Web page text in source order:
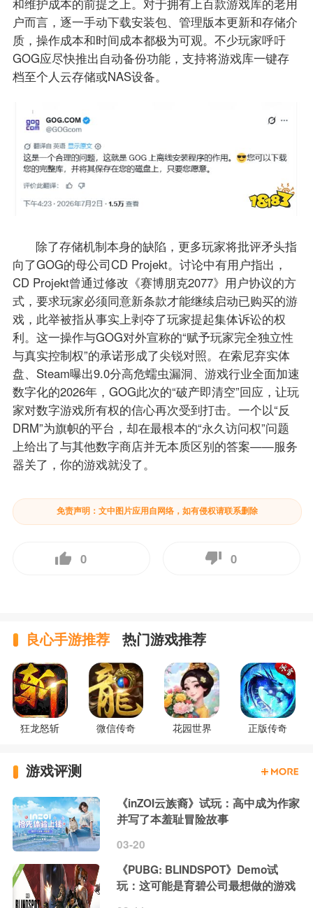
和维护成本的前提之上。对于拥有上百款游戏库的老用
户而言，逐一手动下载安装包、管理版本更新和存储介
质，操作成本和时间成本都极为可观。不少玩家呼吁
GOG应尽快推出自动备份功能，支持将游戏库一键存
档至个人云存储或NAS设备。
除了存储机制本身的缺陷，更多玩家将批评矛头指
向了GOG的母公司CD Projekt。讨论中有用户指出，
CD Projekt曾通过修改《赛博朋克2077》用户协议的方
式，要求玩家必须同意新条款才能继续启动已购买的游
戏，此举被指从事实上剥夺了玩家提起集体诉讼的权
利。这一操作与GOG对外宣称的“赋予玩家完全独立性
与真实控制权”的承诺形成了尖锐对照。在索尼弃实体
盘、Steam曝出9.0分高危蠕虫漏洞、游戏行业全面加速
数字化的2026年，GOG此次的“破产即清空”回应，让玩
家对数字游戏所有权的信心再次受到打击。一个以“反
DRM”为旗帜的平台，却在最根本的“永久访问权”问题
上给出了与其他数字商店并无本质区别的答案——服务
器关了，你的游戏就没了。
免责声明：文中图片应用自网络，如有侵权请联系删除
0 0
良心手游推荐 热门游戏推荐
狂龙怒斩 微信传奇 花园世界 正版传奇
游戏评测
《inZOI云族裔》试玩：高中成为作家
并写了本羞耻冒险故事
03-20
《PUBG: BLINDSPOT》Demo试
玩：这可能是育碧公司最想做的游戏